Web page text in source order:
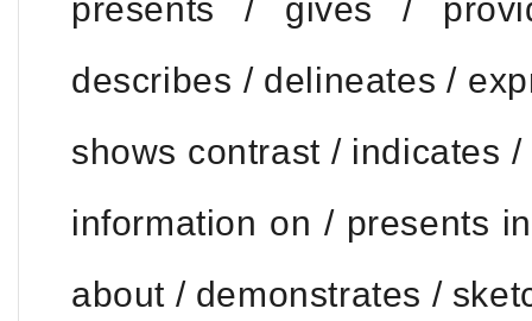
presents / gives /
describes / delineates /
shows contrast / indicates
information on / presents
about / demonstrates /